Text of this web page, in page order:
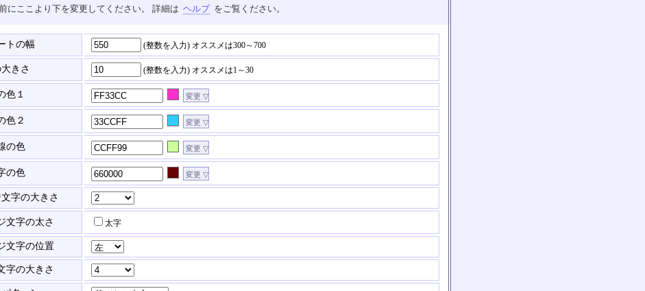
にここより下を変更してください。 詳細は ヘルプ をご覧ください。
トの幅 (整数を入力) オススメは300～700
きさ (整数を入力) オススメは1～30
色１
色２
の色
の色
字の大きさ
文字の太さ 太字
文字の位置
字の大きさ